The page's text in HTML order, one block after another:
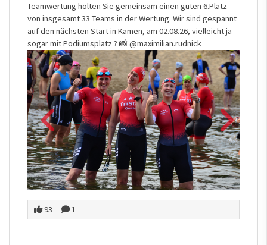
Teamwertung holten Sie gemeinsam einen guten 6.Platz
von insgesamt 33 Teams in der Wertung. Wir sind gespannt
auf den nächsten Start in Kamen, am 02.08.26, vielleicht ja
sogar mit Podiumsplatz ? 📸@maximilian.rudnick
93 1